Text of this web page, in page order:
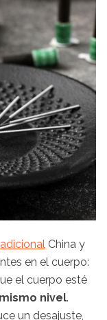
China y
en el cuerpo:
el cuerpo esté
nivel.
un desajuste,